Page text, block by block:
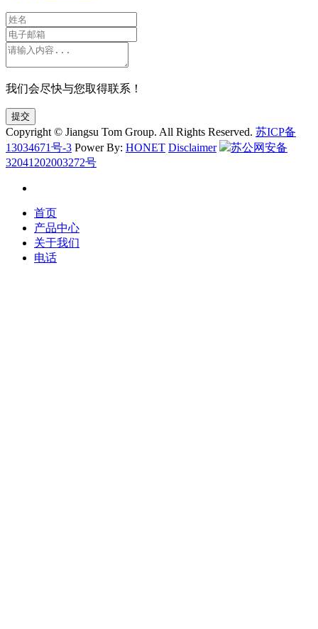
我们会尽快与您取得联系！
提交
Copyright © Jiangsu Tom Group. All Rights Reserved. 苏ICP备
13034671号-3 Power By: HONET Disclaimer
苏公网安备
32041202003272号
首页
产品中心
关于我们
电话